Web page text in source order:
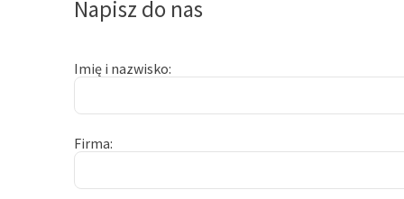
Napisz do nas
Imię i nazwisko
Firma